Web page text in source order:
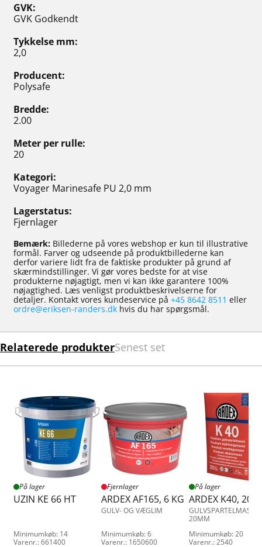
GVK
GVK Godkendt
Tykkelse mm
2,0
Producent
Polysafe
Bredde
2.00
Meter per rulle
20
Kategori
Voyager Marinesafe PU 2,0 mm
Lagerstatus
Fjernlager
Bemærk: Billederne på vores webshop er kun til illustrative
formål. Farver og udseende på produktbillederne kan
derfor variere lidt fra de faktiske produkter på grund af
skærmindstillinger. Vi gør vores bedste for at vise
produkterne nøjagtigt, men vi kan ikke garantere 100%
nøjagtighed. Læs venligst produktbeskrivelserne for
detaljer. Kontakt vores kundeservice på +45 8642 8511 eller
ordre@eriksen-randers.dk hvis du har spørgsmål.
Relaterede produkterSenest set
På lager
UZIN KE 66 HT
Minimumkøb: 14
Varenr.: 661400
Fjernlager
ARDEX AF165, 6 KG
GULV- OG VÆGLIM
Minimumkøb: 6
Varenr.: 1650600
På lager
ARDEX K40, 20
GULVSPARTELMASSE
20MM
Minimumkøb: 20
Varenr.: 2540